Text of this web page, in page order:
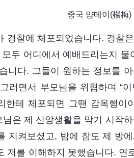
중국 양메이(楊梅)
경찰에 체포되었습니다. 경찰
두 어디에서 예배드리는지
니다. 그들이 원하는 정보를
러면서 부모님을 위협하며 “
한테 체포되면 그땐 감옥행
은 제 신앙생활을 막기 시작
지켜보셨고, 밤에 잠도 제 방
저를 이해하지 못했습니다. 연